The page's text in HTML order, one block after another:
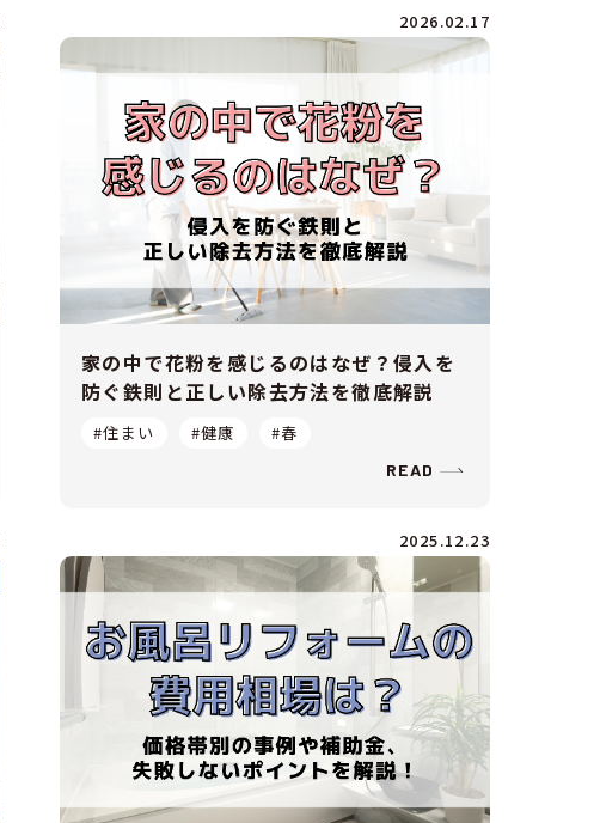
2026.02.17
家の中で花粉を感じるのはなぜ？侵入を
防ぐ鉄則と正しい除去方法を徹底解説
#住まい #健康 #春
READ
2025.12.23